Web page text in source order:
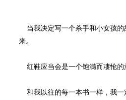
当我决定写一个杀手和小女孩的
来。
红鞋应当会是一个饱满而凄怆的
和我以往的每一本书一样，我一